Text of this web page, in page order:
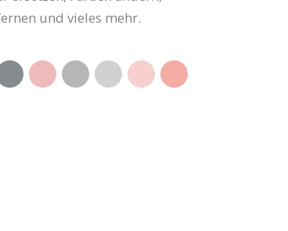
und vieles mehr.